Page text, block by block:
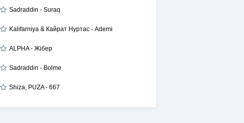
Sadraddin - Suraq
Kalifarniya & Кайрат Нуртас - Ademi
ALPHA - Жібер
Sadraddin - Bolme
Shiza, PUZA - 667